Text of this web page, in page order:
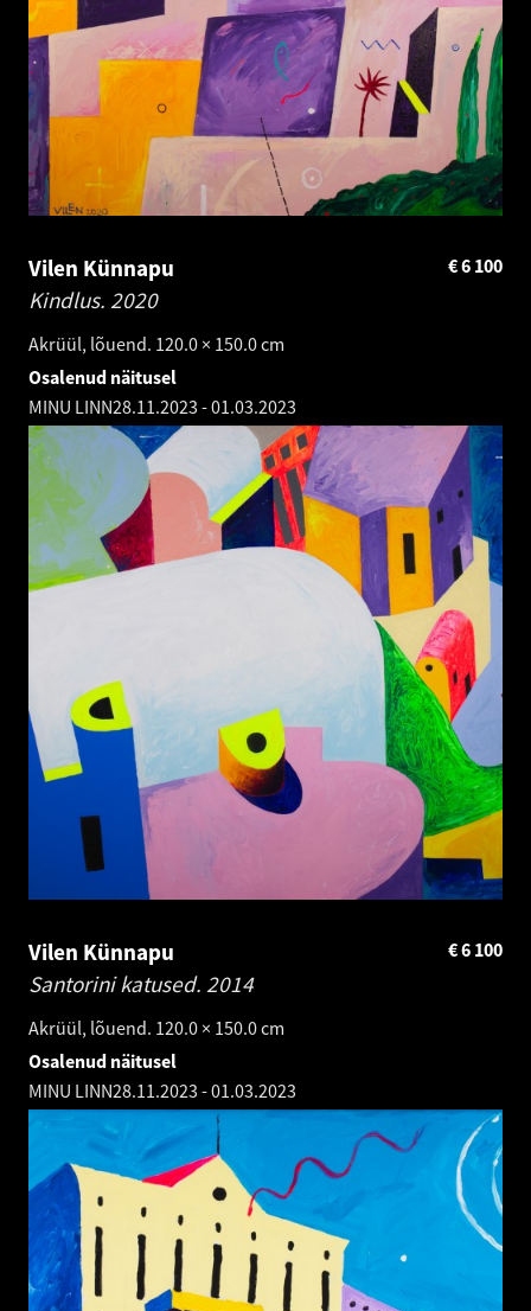
Vilen Künnapu
Kindlus. 2020
Akrüül, lõuend. 120.0 × 150.0 cm
6 100
€
Osalenud näitusel
MINU LINN28.11.2023 -01.03.2023
Vilen Künnapu
Santorini katused. 2014
Akrüül, lõuend. 120.0 × 150.0 cm
6 100
€
Osalenud näitusel
MINU LINN28.11.2023 -01.03.2023